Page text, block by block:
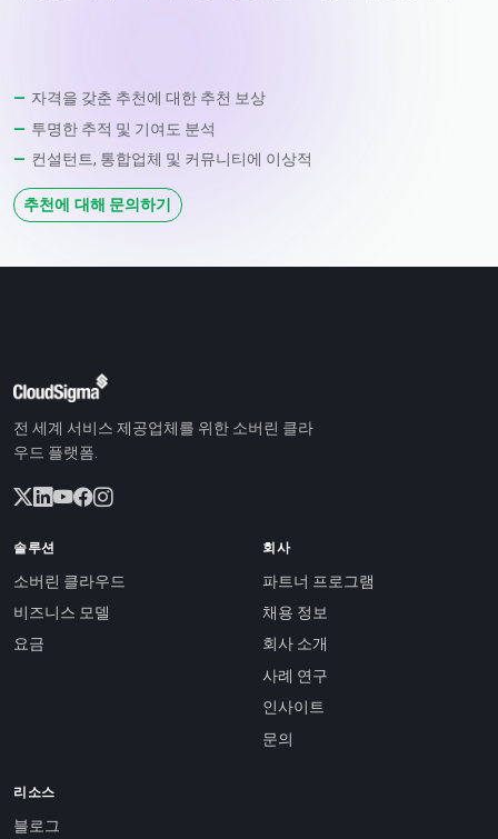
자격을 갖춘 추천에 대한 추천 보상
투명한 추적 및 기여도 분석
컨설턴트, 통합업체 및 커뮤니티에 이상적
추천에 대해 문의하기
전 세계 서비스 제공업체를 위한 소버린 클라
우드 플랫폼.
솔루션
소버린 클라우드
비즈니스 모델
요금
회사
파트너 프로그램
채용 정보
회사 소개
사례 연구
인사이트
문의
리소스
블로그